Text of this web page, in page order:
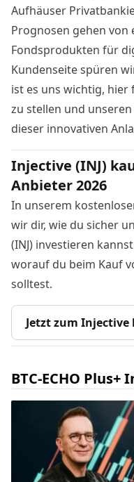
Aufhäuser
Prognosen gehen von
Fondsprodukten für
Kundenseite spüren
ist es uns wichtig,
zu stellen und
dieser innovativen
Injective (INJ)
Anbieter 2026
In unserem
wir dir, wie du sicher
(INJ) investieren
worauf du beim Kauf
solltest.
Jetzt zum
BTC-ECHO Plus+